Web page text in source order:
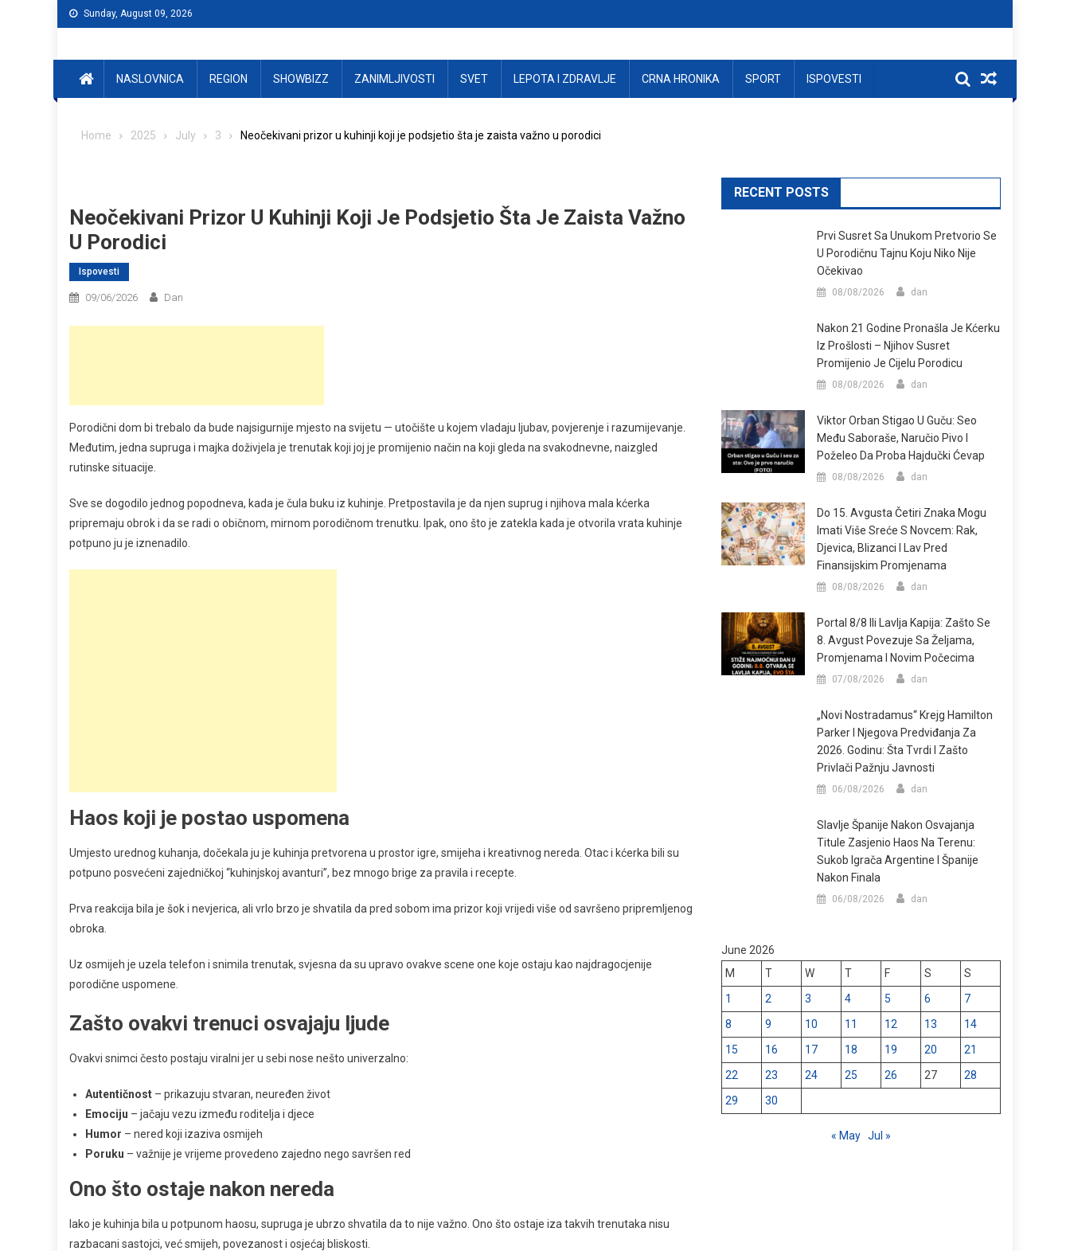
Sunday, August 09, 2026
NASLOVNICA REGION SHOWBIZZ ZANIMLJIVOSTI SVET LEPOTA I ZDRAVLJE CRNA HRONIKA SPORT ISPOVESTI
Home 2025 July 3 Neočekivani prizor u kuhinji koji je podsjetio šta je zaista važno u porodici
Neočekivani Prizor U Kuhinji Koji Je Podsjetio Šta Je Zaista Važno
U Porodici
Ispovesti
09/06/2026 Dan
Porodični dom bi trebalo da bude najsigurnije mjesto na svijetu — utočište u kojem vladaju ljubav, povjerenje i razumijevanje.
Međutim, jedna supruga i majka doživjela je trenutak koji joj je promijenio način na koji gleda na svakodnevne, naizgled
rutinske situacije.
Sve se dogodilo jednog popodneva, kada je čula buku iz kuhinje. Pretpostavila je da njen suprug i njihova mala kćerka
pripremaju obrok i da se radi o običnom, mirnom porodičnom trenutku. Ipak, ono što je zatekla kada je otvorila vrata kuhinje
potpuno ju je iznenadilo.
Haos koji je postao uspomena
Umjesto urednog kuhanja, dočekala ju je kuhinja pretvorena u prostor igre, smijeha i kreativnog nereda. Otac i kćerka bili su
potpuno posvećeni zajedničkoj “kuhinjskoj avanturi”, bez mnogo brige za pravila i recepte.
Prva reakcija bila je šok i nevjerica, ali vrlo brzo je shvatila da pred sobom ima prizor koji vrijedi više od savršeno pripremljenog
obroka.
Uz osmijeh je uzela telefon i snimila trenutak, svjesna da su upravo ovakve scene one koje ostaju kao najdragocjenije
porodične uspomene.
Zašto ovakvi trenuci osvajaju ljude
Ovakvi snimci često postaju viralni jer u sebi nose nešto univerzalno:
Autentičnost – prikazuju stvaran, neuređen život
Emociju – jačaju vezu između roditelja i djece
Humor – nered koji izaziva osmijeh
Poruku – važnije je vrijeme provedeno zajedno nego savršen red
Ono što ostaje nakon nereda
Iako je kuhinja bila u potpunom haosu, supruga je ubrzo shvatila da to nije važno. Ono što ostaje iza takvih trenutaka nisu
razbacani sastojci, već smijeh, povezanost i osjećaj bliskosti.
RECENT POSTS
Prvi Susret Sa Unukom Pretvorio Se
U Porodičnu Tajnu Koju Niko Nije
Očekivao
08/08/2026 dan
Nakon 21 Godine Pronašla Je Kćerku
Iz Prošlosti – Njihov Susret
Promijenio Je Cijelu Porodicu
08/08/2026 dan
Viktor Orban Stigao U Guču: Seo
Među Saboraše, Naručio Pivo I
Poželeo Da Proba Hajdučki Ćevap
08/08/2026 dan
Do 15. Avgusta Četiri Znaka Mogu
Imati Više Sreće S Novcem: Rak,
Djevica, Blizanci I Lav Pred
Finansijskim Promjenama
08/08/2026 dan
Portal 8/8 Ili Lavlja Kapija: Zašto Se
8. Avgust Povezuje Sa Željama,
Promjenama I Novim Počecima
07/08/2026 dan
„Novi Nostradamus“ Krejg Hamilton
Parker I Njegova Predviđanja Za
2026. Godinu: Šta Tvrdi I Zašto
Privlači Pažnju Javnosti
06/08/2026 dan
Slavlje Španije Nakon Osvajanja
Titule Zasjenio Haos Na Terenu:
Sukob Igrača Argentine I Španije
Nakon Finala
06/08/2026 dan
June 2026
M
T W T F S
S
1
2 3 4 5 6
7
8
9 10 11 12 13
14
15
16 17 18 19 20
21
22
23 24 25 26 27
28
29
30
« May Jul »